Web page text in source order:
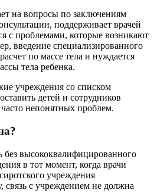
на вопросы по заключениям
поддерживает врачей
с проблемами, которые возникают
введение специализированного
по массе тела и нуждается
тела ребенка.
учреждения со списком
детей и сотрудников
непонятных проблем.
без высококвалифицированного
в тот момент, когда врачи
учреждения
связь с учреждением не должна